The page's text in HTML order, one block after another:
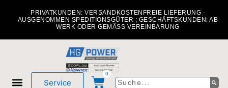
PRIVATKUNDEN: VERSANDKOSTENFREIE LIEFERUNG -
AUSGENOMMEN SPEDITIONSGÜTER ; GESCHÄFTSKUNDEN: AB
WERK ODER GEMÄSS VEREINBARUNG
Service
0